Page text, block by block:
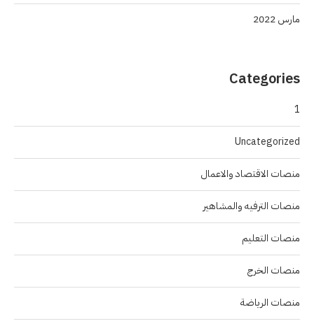
مارس 2022
Categories
1
Uncategorized
منصات الاقتصاد والاعمال
منصات الترفيه والمشاهير
منصات التعليم
منصات الخرج
منصات الرياضة